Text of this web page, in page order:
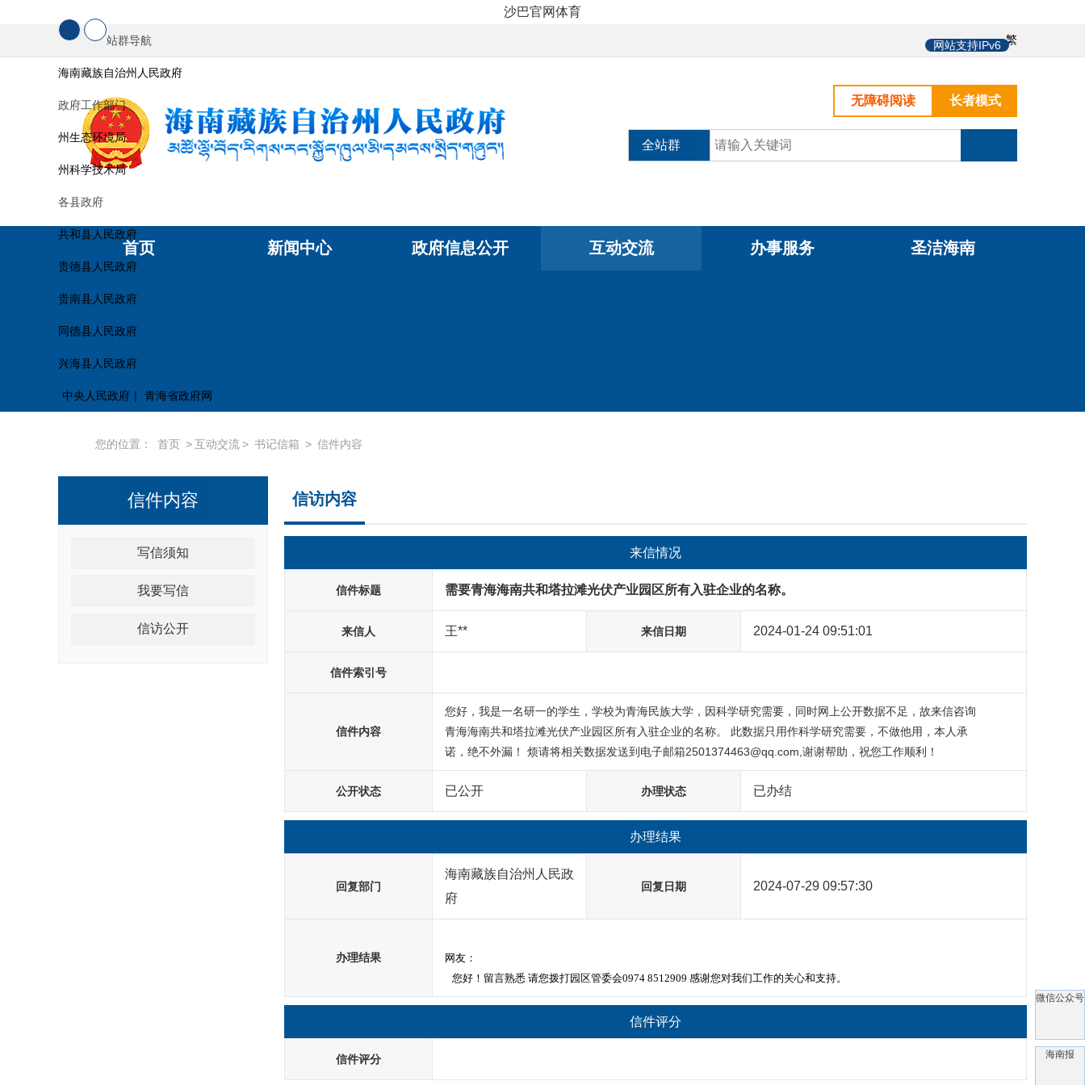
沙巴官网体育
中
繁
网站支持IPv6
站群导航
海南藏族自治州人民政府
政府工作部门
州生态环境局
州科学技术局
各县政府
共和县人民政府
贵德县人民政府
贵南县人民政府
同德县人民政府
兴海县人民政府
中央人民政府 | 青海省政府网
长者模式
无障碍阅读
全站群
首页 新闻中心 政府信息公开 互动交流 办事服务 圣洁海南
您的位置： 首页 >互动交流> 书记信箱 > 信件内容
信件内容
写信须知
我要写信
信访公开
信访内容
来信情况
信件标题 需要青海海南共和塔拉滩光伏产业园区所有入驻企业的名称。
来信人 王** 来信日期 2024-01-24 09:51:01
信件索引号
信件内容
您好，我是一名研一的学生，学校为青海民族大学，因科学研究需要，同时网上公开数据不足，故来信咨询
青海海南共和塔拉滩光伏产业园区所有入驻企业的名称。 此数据只用作科学研究需要，不做他用，本人承
诺，绝不外漏！ 烦请将相关数据发送到电子邮箱2501374463@qq.com ,谢谢帮助，祝您工作顺利！
公开状态 已公开 办理状态 已办结
办理结果
回复部门
海南藏族自治州人民政
府
回复日期 2024-07-29 09:57:30
办理结果
网友：
   您好！留言熟悉 请您拨打园区管委会0974 8512909 感谢您对我们工作的关心和支持。
信件评分
信件评分
微信公众号
海南报